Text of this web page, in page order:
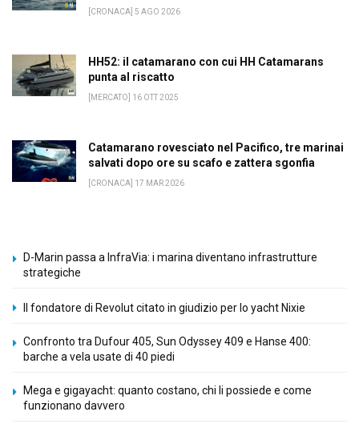
[CRONACA] 5 AGO 2026
HH52: il catamarano con cui HH Catamarans
punta al riscatto
[MERCATO] 16 OTT 2025
Catamarano rovesciato nel Pacifico, tre marinai
salvati dopo ore su scafo e zattera sgonfia
[CRONACA] 17 MAR 2026
D-Marin passa a InfraVia: i marina diventano infrastrutture
strategiche
Il fondatore di Revolut citato in giudizio per lo yacht Nixie
Confronto tra Dufour 405, Sun Odyssey 409 e Hanse 400:
barche a vela usate di 40 piedi
Mega e gigayacht: quanto costano, chi li possiede e come
funzionano davvero